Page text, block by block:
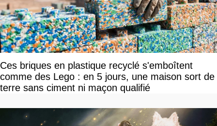
Ces briques en plastique recyclé s'emboîtent
comme des Lego : en 5 jours, une maison sort de
terre sans ciment ni maçon qualifié